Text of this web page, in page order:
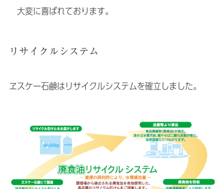
大変に喜ばれております。
リサイクルシステム
ヱスケー石鹸はリサイクルシステムを確立しました。